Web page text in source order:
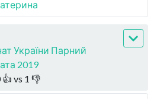
України Парний
2019
👍 vs 1 👎